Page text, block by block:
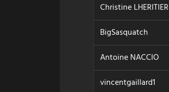
Christine LHERITIER
BigSasquatch
Antoine NACCIO
vincentgaillard1